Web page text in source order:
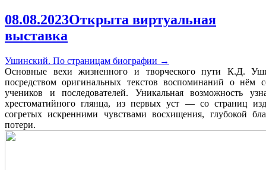
08.08.2023Открыта виртуальная
выставка
Ушинский. По страницам биографии →
Основные вехи жизненного и творческого пути К.Д.
посредством оригинальных текстов воспоминаний о нём
учеников и последователей. Уникальная возможность
хрестоматийного глянца, из первых уст — со страниц
согретых искренними чувствами восхищения, глубокой
потери.